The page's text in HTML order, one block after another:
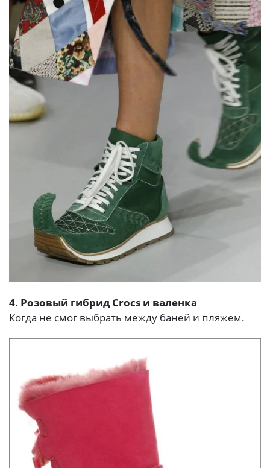
4. Розовый гибрид Crocs и валенка
Когда не смог выбрать между баней и пляжем.